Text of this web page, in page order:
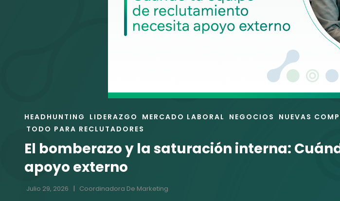
ENLACES
DE
CATEGORÍAS
HEADHUNTING LIDERAZGO MERCADO LABORAL NEGOCIOS NUEVAS
TODO PARA RECLUTADORES
El bomberazo y la saturación interna:
apoyo externo
Julio 29, 2026 Coordinadora De Marketing